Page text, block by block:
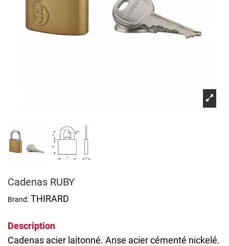
Cadenas RUBY
Brand: THIRARD
Description
Cadenas acier laitonné. Anse acier cémenté nickelé.